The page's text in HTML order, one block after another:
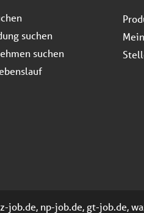
suchen
suchen
job.de, np-job.de, gt-job.de,